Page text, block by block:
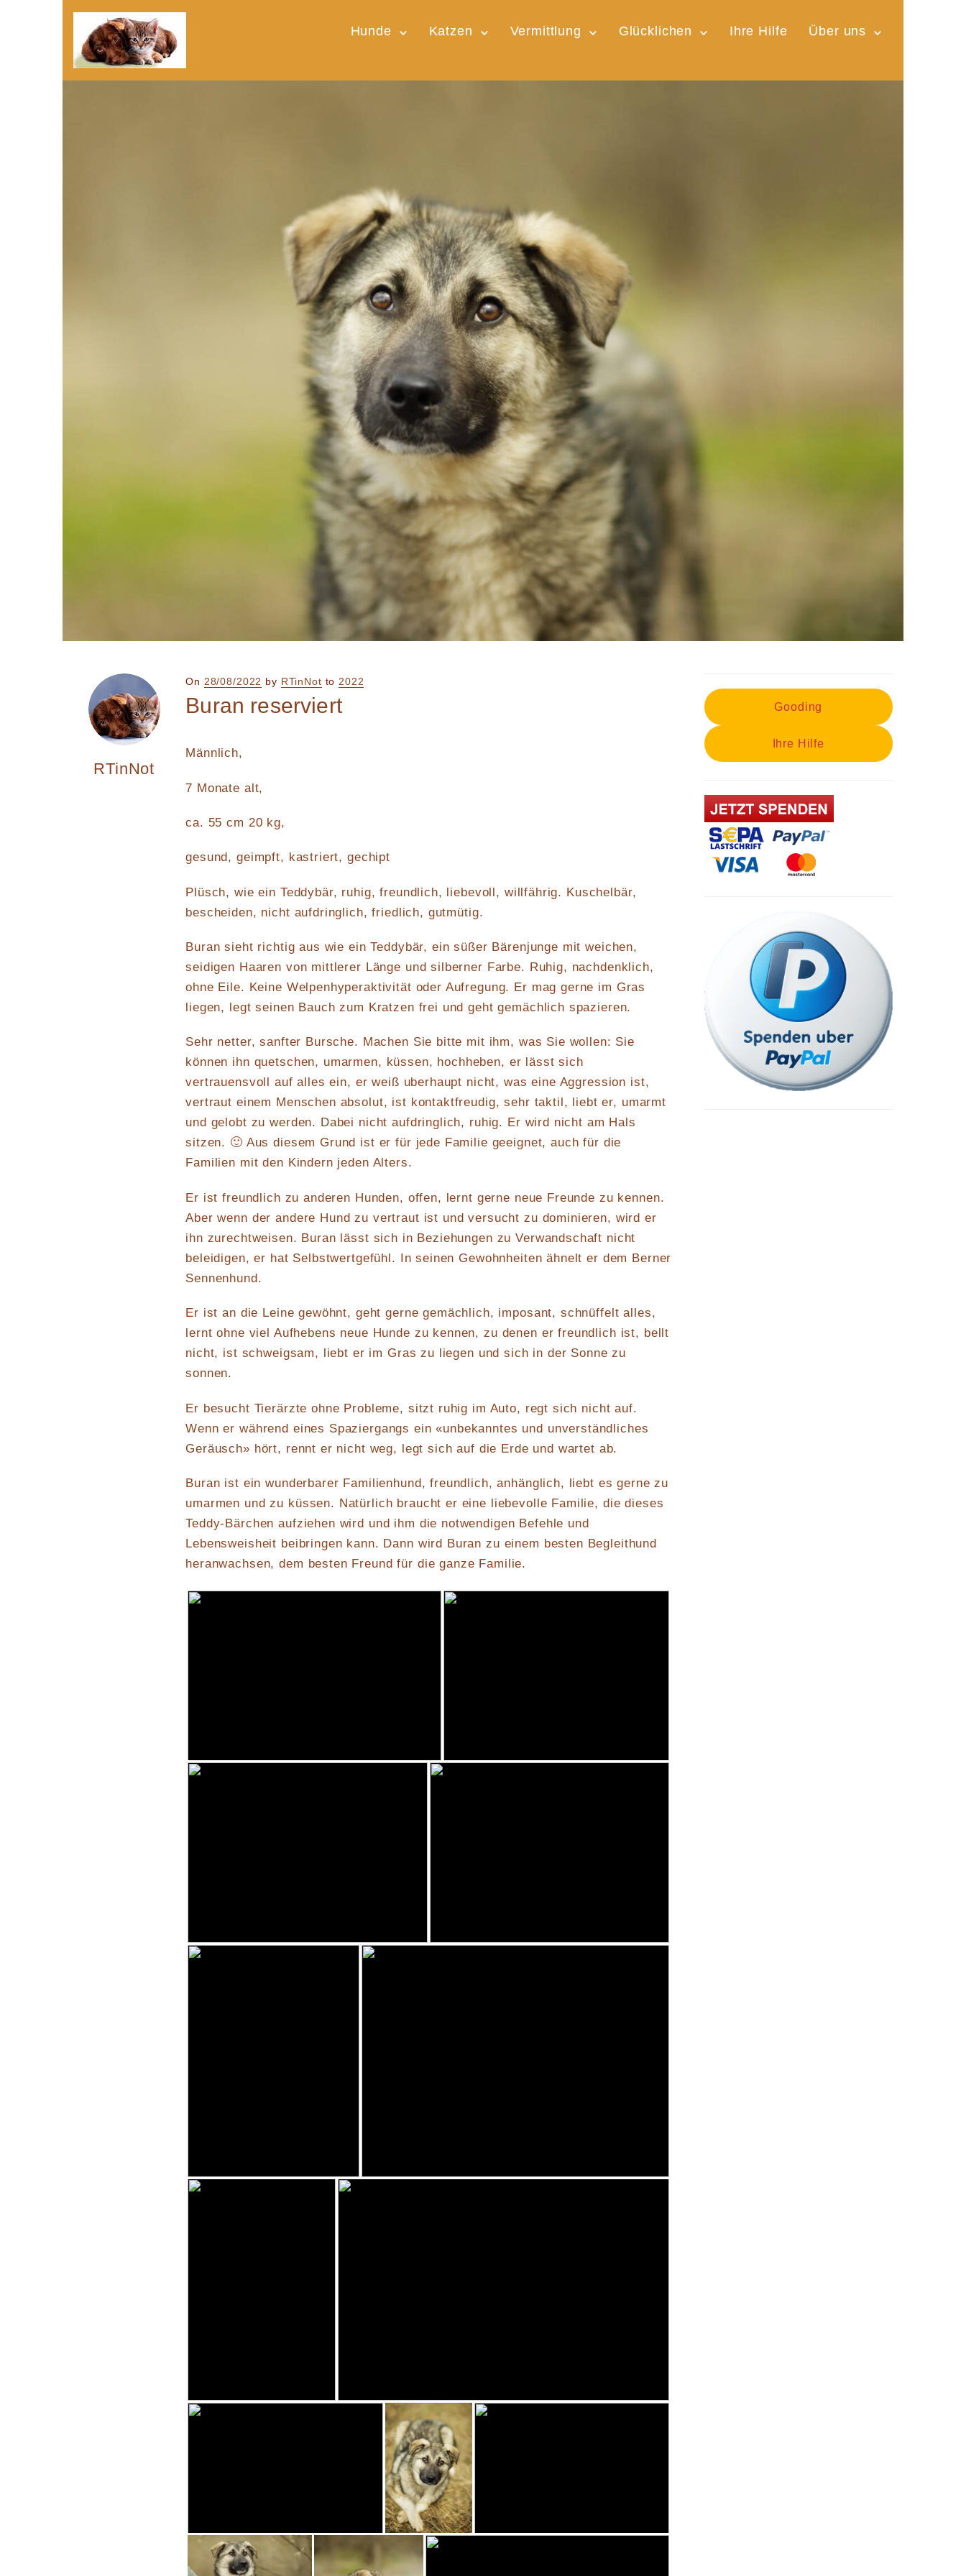
Hunde Katzen Vermittlung Glücklichen Ihre Hilfe Über uns
RTinNot
On Posted
28/08/2022 by RTinNot to 2022
Buran reserviert
Männlich,
7 Monate alt,
ca. 55 cm 20 kg,
gesund, geimpft, kastriert, gechipt
Plüsch, wie ein Teddybär, ruhig, freundlich, liebevoll, willfährig. Kuschelbär,
bescheiden, nicht aufdringlich, friedlich, gutmütig.
Buran sieht richtig aus wie ein Teddybär, ein süßer Bärenjunge mit weichen,
seidigen Haaren von mittlerer Länge und silberner Farbe. Ruhig, nachdenklich,
ohne Eile. Keine Welpenhyperaktivität oder Aufregung. Er mag gerne im Gras
liegen, legt seinen Bauch zum Kratzen frei und geht gemächlich spazieren.
Sehr netter, sanfter Bursche. Machen Sie bitte mit ihm, was Sie wollen: Sie
können ihn quetschen, umarmen, küssen, hochheben, er lässt sich
vertrauensvoll auf alles ein, er weiß uberhaupt nicht, was eine Aggression ist,
vertraut einem Menschen absolut, ist kontaktfreudig, sehr taktil, liebt er, umarmt
und gelobt zu werden. Dabei nicht aufdringlich, ruhig. Er wird nicht am Hals
sitzen. 🙂 Aus diesem Grund ist er für jede Familie geeignet, auch für die
Familien mit den Kindern jeden Alters.
Er ist freundlich zu anderen Hunden, offen, lernt gerne neue Freunde zu kennen.
Aber wenn der andere Hund zu vertraut ist und versucht zu dominieren, wird er
ihn zurechtweisen. Buran lässt sich in Beziehungen zu Verwandschaft nicht
beleidigen, er hat Selbstwertgefühl. In seinen Gewohnheiten ähnelt er dem Berner
Sennenhund.
Er ist an die Leine gewöhnt, geht gerne gemächlich, imposant, schnüffelt alles,
lernt ohne viel Aufhebens neue Hunde zu kennen, zu denen er freundlich ist, bellt
nicht, ist schweigsam, liebt er im Gras zu liegen und sich in der Sonne zu
sonnen.
Er besucht Tierärzte ohne Probleme, sitzt ruhig im Auto, regt sich nicht auf.
Wenn er während eines Spaziergangs ein «unbekanntes und unverständliches
Geräusch» hört, rennt er nicht weg, legt sich auf die Erde und wartet ab.
Buran ist ein wunderbarer Familienhund, freundlich, anhänglich, liebt es gerne zu
umarmen und zu küssen. Natürlich braucht er eine liebevolle Familie, die dieses
Teddy-Bärchen aufziehen wird und ihm die notwendigen Befehle und
Lebensweisheit beibringen kann. Dann wird Buran zu einem besten Begleithund
heranwachsen, dem besten Freund für die ganze Familie.
Gooding
Ihre Hilfe